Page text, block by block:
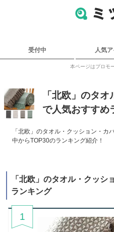
受付中 人気
本ページはプロモ
「北欧」のタ
で人気おすすめ
「北欧」のタオル・クッション・
中からTOP30のランキング紹介！
「北欧」のタオル・クッシ
ランキング
1